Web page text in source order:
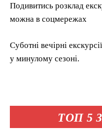
ТОП 5
Подивитись розклад
можна в соцмережах
Суботні вечірні
у минулому сезоні.